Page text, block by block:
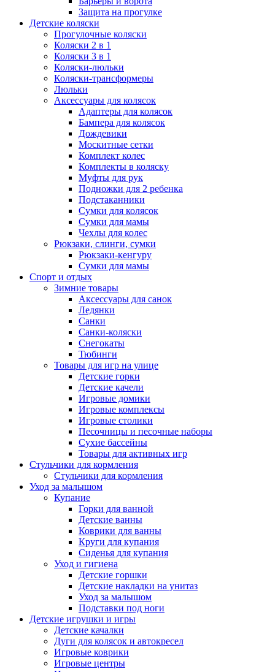
Защита на прогулке
Детские коляски
Прогулочные коляски
Коляски 2 в 1
Коляски 3 в 1
Коляски-люльки
Коляски-трансформеры
Люльки
Аксессуары для колясок
Адаптеры для колясок
Бампера для колясок
Дождевики
Москитные сетки
Комплект колес
Комплекты в коляску
Муфты для рук
Подножки для 2 ребенка
Подстаканники
Сумки для колясок
Сумки для мамы
Чехлы для колес
Рюкзаки, слинги, сумки
Рюкзаки-кенгуру
Сумки для мамы
Спорт и отдых
Зимние товары
Аксессуары для санок
Ледянки
Санки
Санки-коляски
Снегокаты
Тюбинги
Товары для игр на улице
Детские горки
Детские качели
Игровые домики
Игровые комплексы
Игровые столики
Песочницы и песочные наборы
Сухие бассейны
Товары для активных игр
Стульчики для кормления
Стульчики для кормления
Уход за малышом
Купание
Горки для ванной
Детские ванны
Коврики для ванны
Круги для купания
Сиденья для купания
Уход и гигиена
Детские горшки
Детские накладки на унитаз
Уход за малышом
Подставки под ноги
Детские игрушки и игры
Детские качалки
Дуги для колясок и автокресел
Игровые коврики
Игровые центры